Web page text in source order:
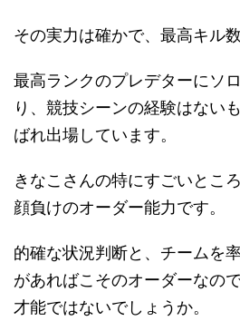
その実力は確かで、最高キル
最高ランクのプレデターにソ
り、競技シーンの経験はない
ばれ出場しています。
きなこさんの特にすごいとこ
顔負けのオーダー能力です。
的確な状況判断と、チームを
があればこそのオーダーなの
才能ではないでしょうか。